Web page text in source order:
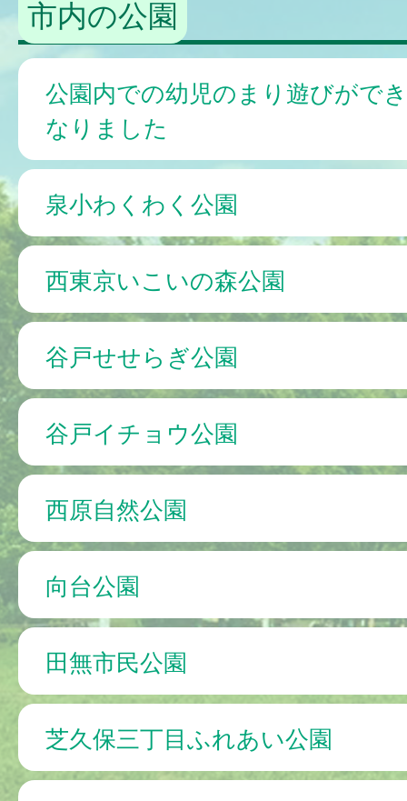
市内の公園
公園内での幼児のまり遊びがで
なりました
泉小わくわく公園
西東京いこいの森公園
谷戸せせらぎ公園
谷戸イチョウ公園
西原自然公園
向台公園
田無市民公園
芝久保三丁目ふれあい公園